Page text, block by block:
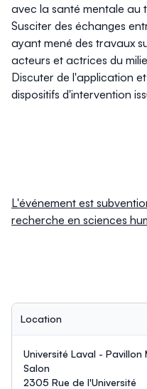
avec la santé mentale au
Susciter des échanges
ayant mené des travaux
acteurs et actrices du
Discuter de l'application
dispositifs d'intervention
L'événement est
recherche en sciences
Location
Université Laval -
Salon
2305 Rue de l'Université